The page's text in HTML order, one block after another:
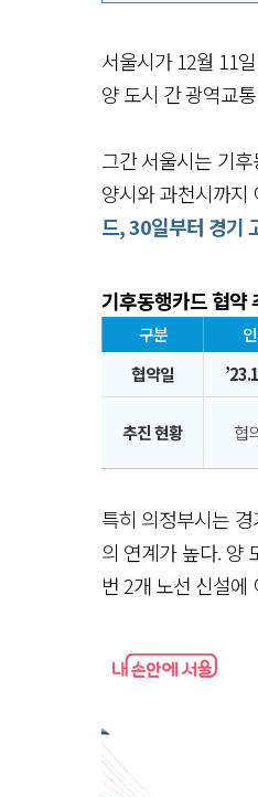
서울시가 12월 11
양 도시 간 광역교
그간 서울시는 기
양시와 과천시까지
드, 30일부터 경기
기후동행카드 협약
구분
협약일
추진 현황 협
특히 의정부시는
의 연계가 높다. 양
번 2개 노선 신설에